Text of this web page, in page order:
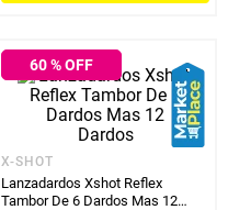
60% OFF
X-SHOT
Lanzadardos Xshot Reflex
Tambor De 6 Dardos Mas 12